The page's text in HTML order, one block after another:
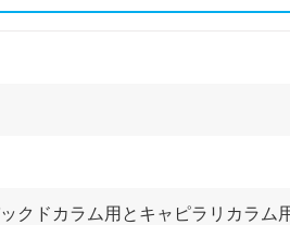
クドカラム用とキャピラリカラ